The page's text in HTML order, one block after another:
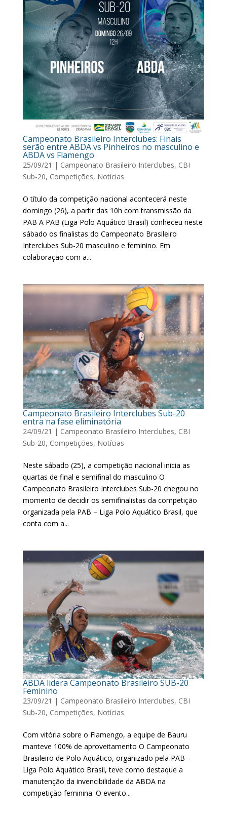
Campeonato Brasileiro Interclubes: Finais
serão entre ABDA vs Pinheiros no masculino e
ABDA vs Flamengo
25/09/21 | Campeonato Brasileiro Interclubes, CBI
Sub-20, Competições, Notícias
O título da competição nacional acontecerá neste
domingo (26), a partir das 10h com transmissão da
PAB A PAB (Liga Polo Aquático Brasil) conheceu neste
sábado os finalistas do Campeonato Brasileiro
Interclubes Sub-20 masculino e feminino. Em
colaboração com a...
Campeonato Brasileiro Interclubes Sub-20
entra na fase eliminatória
24/09/21 | Campeonato Brasileiro Interclubes, CBI
Sub-20, Competições, Notícias
Neste sábado (25), a competição nacional inicia as
quartas de final e semifinal do masculino O
Campeonato Brasileiro Interclubes Sub-20 chegou no
momento de decidir os semifinalistas da competição
organizada pela PAB – Liga Polo Aquático Brasil, que
conta com a...
ABDA lidera Campeonato Brasileiro SUB-20
Feminino
23/09/21 | Campeonato Brasileiro Interclubes, CBI
Sub-20, Competições, Notícias
Com vitória sobre o Flamengo, a equipe de Bauru
manteve 100% de aproveitamento O Campeonato
Brasileiro de Polo Aquático, organizado pela PAB –
Liga Polo Aquático Brasil, teve como destaque a
manutenção da invencibilidade da ABDA na
competição feminina. O evento...